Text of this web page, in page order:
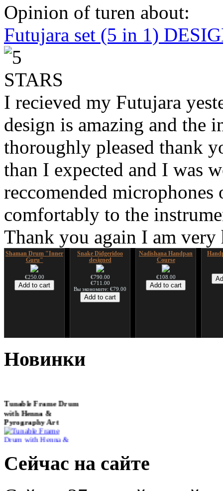
Opinion of turen about:
Futujara set (5 in 1)
I recieved my Futujara
design is amazing and the
thoroughly pleased thank
than I expected and I was
reccomended
comfortably to the
Thank you again I am
Shaman Drum "Inner
Guru"
€250.00
Snake Didgeridoo
designed
€790.00
€711.00
Вы экономите: €79.00
Nadishana Handpan
Course
€108.00
€75.00
Новинки
Tunable Frame Drum
with Henna &
Pyrography Art
Сейчас на сайте